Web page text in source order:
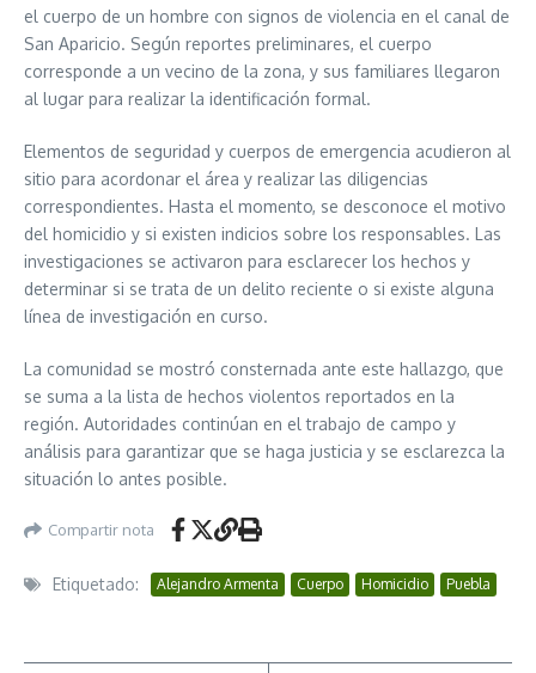
el cuerpo de un hombre con signos de violencia en el canal de
San Aparicio. Según reportes preliminares, el cuerpo
corresponde a un vecino de la zona, y sus familiares llegaron
al lugar para realizar la identificación formal.
Elementos de seguridad y cuerpos de emergencia acudieron al
sitio para acordonar el área y realizar las diligencias
correspondientes. Hasta el momento, se desconoce el motivo
del homicidio y si existen indicios sobre los responsables. Las
investigaciones se activaron para esclarecer los hechos y
determinar si se trata de un delito reciente o si existe alguna
línea de investigación en curso.
La comunidad se mostró consternada ante este hallazgo, que
se suma a la lista de hechos violentos reportados en la
región. Autoridades continúan en el trabajo de campo y
análisis para garantizar que se haga justicia y se esclarezca la
situación lo antes posible.
Compartir nota
Etiquetado: Alejandro Armenta Cuerpo Homicidio Puebla